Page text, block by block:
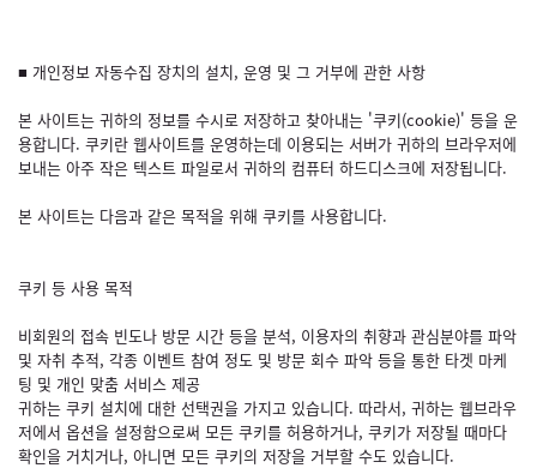
■ 개인정보 자동수집 장치의 설치, 운영 및 그 거부에 관한 사항
본 사이트는 귀하의 정보를 수시로 저장하고 찾아내는 '쿠키(cookie)' 등을 운
용합니다. 쿠키란 웹사이트를 운영하는데 이용되는 서버가 귀하의 브라우저에
보내는 아주 작은 텍스트 파일로서 귀하의 컴퓨터 하드디스크에 저장됩니다.
본 사이트는 다음과 같은 목적을 위해 쿠키를 사용합니다.
쿠키 등 사용 목적
비회원의 접속 빈도나 방문 시간 등을 분석, 이용자의 취향과 관심분야를 파악
및 자취 추적, 각종 이벤트 참여 정도 및 방문 회수 파악 등을 통한 타겟 마케
팅 및 개인 맞춤 서비스 제공
귀하는 쿠키 설치에 대한 선택권을 가지고 있습니다. 따라서, 귀하는 웹브라우
저에서 옵션을 설정함으로써 모든 쿠키를 허용하거나, 쿠키가 저장될 때마다
확인을 거치거나, 아니면 모든 쿠키의 저장을 거부할 수도 있습니다.